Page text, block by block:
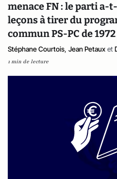
menace FN : le parti a-
leçons à tirer du
commun PS-PC de 1972
Stéphane Courtois, Jean Petaux et
1 min de lecture